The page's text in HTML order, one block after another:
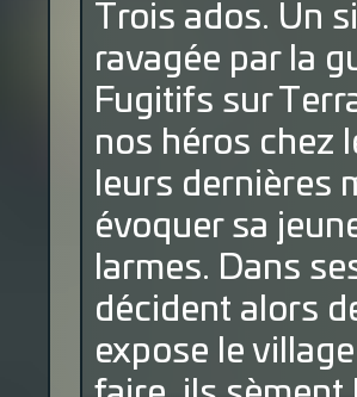
Trois ados. Un
ravagée par la
Fugitifs sur
nos héros chez
leurs dernières
évoquer sa
larmes. Dans
décident alors
expose le